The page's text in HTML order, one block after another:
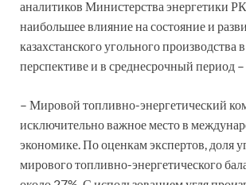
аналитиков Министерства энергетики
наибольшее влияние на состояние и
казахстанского угольного
перспективе и в среднесрочный период
– Мировой топливно-энергетический
исключительно важное место в
экономике. По оценкам экспертов, доля
мирового топливно-энергетического